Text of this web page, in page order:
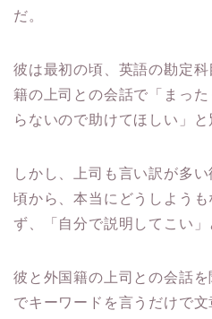
だ。
彼は最初の頃、英語の勘定
籍の上司との会話で「まっ
らないので助けてほしい」と
しかし、上司も言い訳が多
頃から、本当にどうしよう
ず、「自分で説明してこい」
彼と外国籍の上司との会話
でキーワードを言うだけで